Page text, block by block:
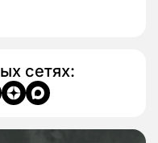
сетях: